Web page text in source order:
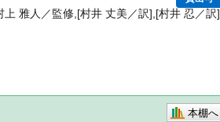
雅人／監修,[村井 丈美／訳],[村井 忍／訳
本棚へ